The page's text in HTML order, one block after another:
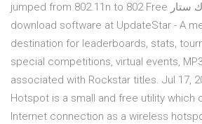
jumped from 802.11n to 802 Free تحميل برنامج روك ستار
download software at UpdateStar - A
destination for leaderboards, stats,
special competitions, virtual events,
associated with Rockstar titles. Jul 17,
Hotspot is a small and free utility which
Internet connection as a wireless